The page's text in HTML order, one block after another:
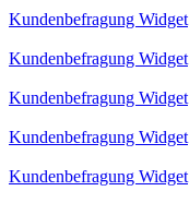
Kundenbefragung Widget
Kundenbefragung Widget
Kundenbefragung Widget
Kundenbefragung Widget
Kundenbefragung Widget